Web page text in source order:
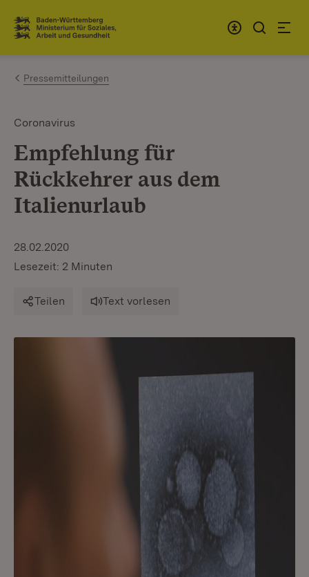
Zum Inhalt springen
Link zur Startseite
Pressemitteilungen
Coronavirus
Empfehlung für
Rückkehrer aus dem
Italienurlaub
28.02.2020
Lesezeit: 2 Minuten
Teilen Text vorlesen